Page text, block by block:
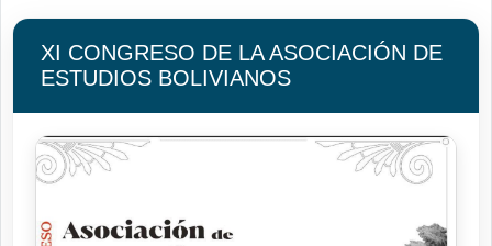
XI CONGRESO DE LA ASOCIACIÓN DE
ESTUDIOS BOLIVIANOS